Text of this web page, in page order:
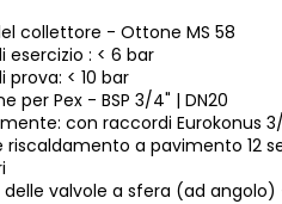
collettore - Ottone MS 58
esercizio : < 6 bar
prova: < 10 bar
per Pex - BSP 3/4" | DN20
con raccordi Eurokonus
riscaldamento a pavimento 12
valvole a sfera (ad angolo) -